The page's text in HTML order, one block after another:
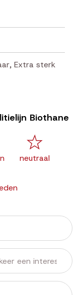
, Extra sterk
Biothane
neutraal